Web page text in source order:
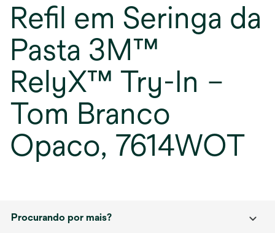
Refil em Seringa da
Pasta 3M™
RelyX™ Try-In –
Tom Branco
Opaco, 7614WOT
Procurando por mais?